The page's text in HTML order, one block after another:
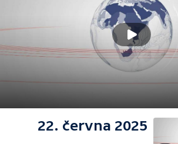
22. června 2025